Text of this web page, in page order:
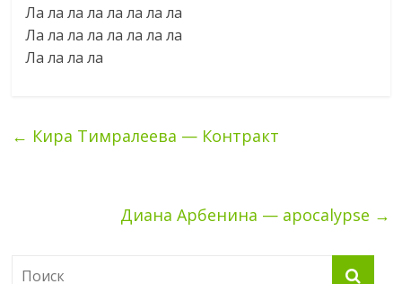
Ла ла ла ла ла ла ла ла
Ла ла ла ла ла ла ла ла
Ла ла ла ла
← Кира Тимралеева — Контракт
Диана Арбенина — apocalypse →